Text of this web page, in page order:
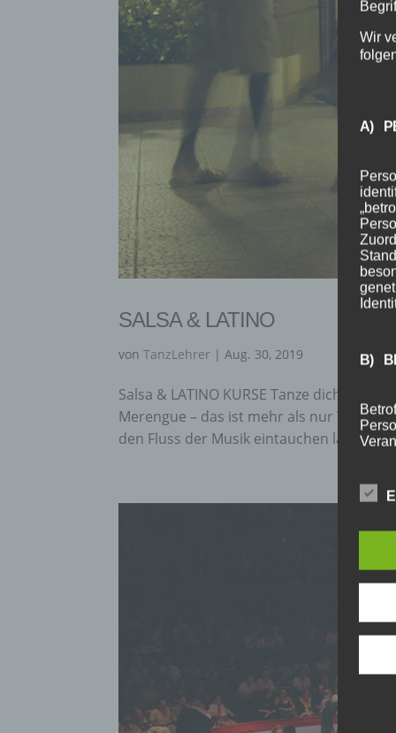
SALSA & LATINO
vonTanzLehrer |Aug. 30, 2019
Salsa & LATINO KURSE Tanze dich frei –
Merengue – das ist mehr als nur Tanz.
den Fluss der Musik eintauchen lässt.
Wir
A)
B)
C)
mit
D)